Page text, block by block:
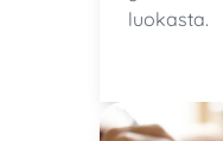
luokasta.